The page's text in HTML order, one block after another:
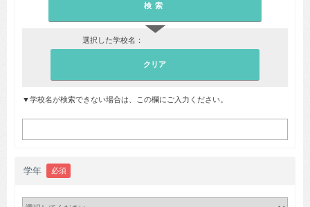
選択した学校名：
▼学校名が検索できない場合は、この欄にご入力ください。
学年 必須